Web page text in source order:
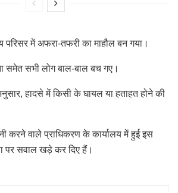
परिसर में अफरा-तफरी का माहौल बन गया।
समेत सभी लोग बाल-बाल बच गए।
हादसे में किसी के घायल या हताहत होने की
करने वाले प्राधिकरण के कार्यालय में हुई इस
पर सवाल खड़े कर दिए हैं।